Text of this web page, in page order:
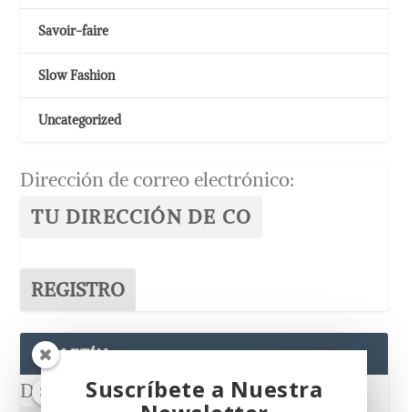
Savoir-faire
Slow Fashion
Uncategorized
Dirección de correo electrónico:
BOLETÍN
Dirección de correo electrónico:
Suscríbete a Nuestra